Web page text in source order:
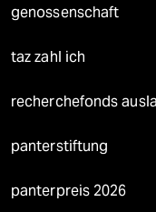
genossenschaft
taz zahl ich
recherchefonds
panterstiftung
panterpreis 2026